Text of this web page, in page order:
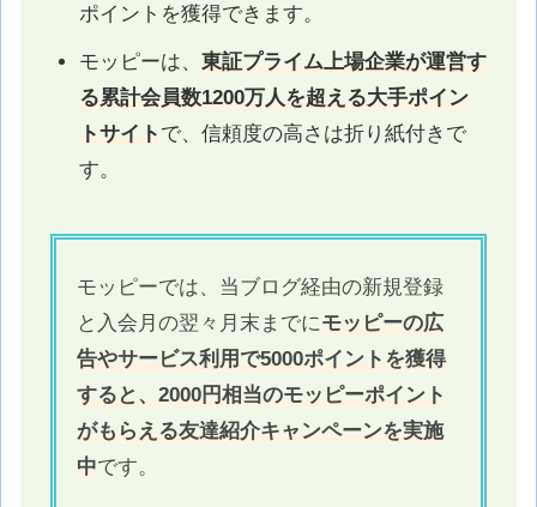
ポイントを獲得できます。
モッピーは、 東証プライム上場企業が運営す
る累計会員数1200万人を超える大手ポイン
トサイト で、信頼度の高さは折り紙付きで
す。
モッピーでは、当ブログ経由の新規登録
と入会月の翌々月末までにモッピーの広
告やサービス利用で5000ポイントを獲得
すると、2000円相当のモッピーポイント
がもらえる友達紹介キャンペーンを実施
中です。